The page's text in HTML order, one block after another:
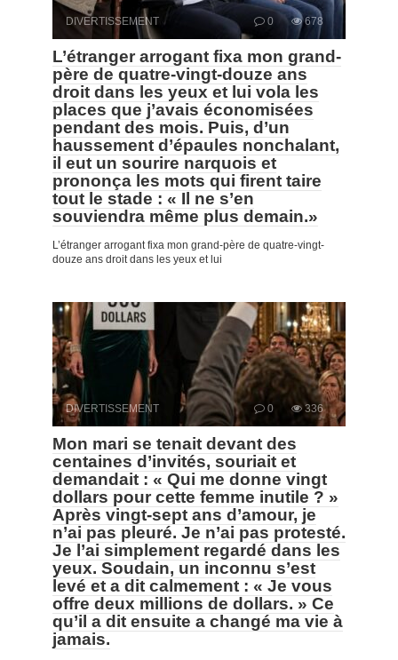
DIVERTISSEMENT 0 678
L’étranger arrogant fixa mon grand-
père de quatre-vingt-douze ans
droit dans les yeux et lui vola les
places que j’avais économisées
pendant des mois. Puis, d’un
haussement d’épaules nonchalant,
il eut un sourire narquois et
prononça les mots qui firent taire
tout le stade : « Il ne s’en
souviendra même plus demain.»
L’étranger arrogant fixa mon grand-père de quatre-vingt-
douze ans droit dans les yeux et lui
DIVERTISSEMENT 0 336
Mon mari se tenait devant des
centaines d’invités, souriait et
demandait : « Qui me donne vingt
dollars pour cette femme inutile ? »
Après vingt-sept ans d’amour, je
n’ai pas pleuré. Je n’ai pas protesté.
Je l’ai simplement regardé dans les
yeux. Soudain, un inconnu s’est
levé et a dit calmement : « Je vous
offre deux millions de dollars. » Ce
qu’il a dit ensuite a changé ma vie à
jamais.